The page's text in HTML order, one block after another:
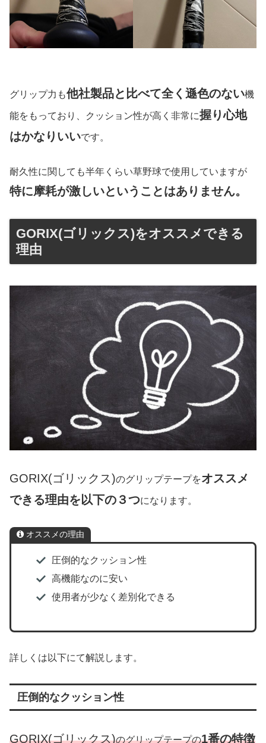
グリップ力も他社製品と比べて全く遜色のない機
能をもっており、クッション性が高く非常に握り心地
はかなりいいです。
耐久性に関しても半年くらい草野球で使用していますが
特に摩耗が激しいということはありません。
GORIX(ゴリックス)をオススメできる
理由
GORIX(ゴリックス)のグリップテープをオススメ
できる理由を以下の３つになります。
オススメの理由
圧倒的なクッション性
高機能なのに安い
使用者が少なく差別化できる
詳しくは以下にて解説します。
圧倒的なクッション性
GORIX(ゴリックス)のグリップテープの1番の特徴